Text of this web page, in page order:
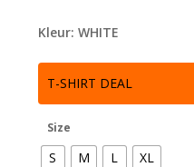
Kleur: WHITE
T-SHIRT DEAL
Size
S M L XL